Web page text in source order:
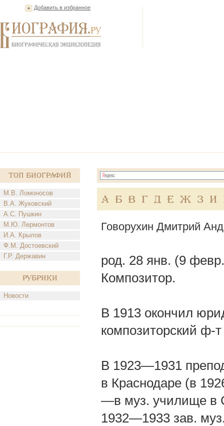
Добавить в избранное
Топ Биографий
М.В. Ломоносов
В.А. Жуковский
А.С. Пушкин
М.Ю. Лермонтов
И.А. Крылов
Ф.М. Достоевский
Г.Р. Державин
Рубрики
Новости
А Б В Г Д Е Ж З И
Говорухин Дмитрий
род. 28 янв. (9
Композитор.
В 1913 окончил
композиторский ф-
В 1923—1931
в Краснодаре (в
—в муз. училище в
1932—1933 зав.